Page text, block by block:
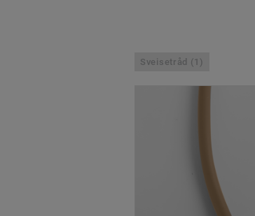
Sveisetråd (1)